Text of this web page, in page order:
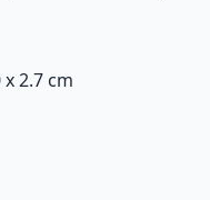
2.7 cm